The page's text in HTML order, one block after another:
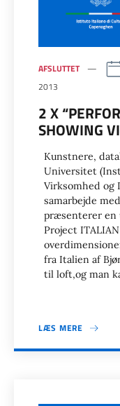
AFSLUTTET
2013
2 X
SHOWING
Kunstnere,
Universitet
Virksomhed og
samarbejde
præsenterer en
Project
fra Italien af
til loft,og man
LÆS MERE